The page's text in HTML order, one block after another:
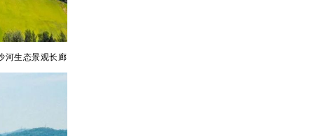
河生态景观长廊